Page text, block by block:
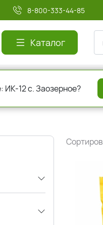
8-800-333-44-85
Каталог
12 с. Заозерное?